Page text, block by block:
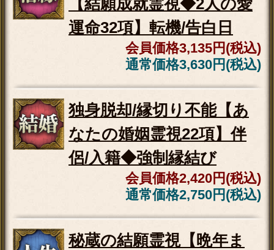
生録25項◆成功/幸福
会員価格2,915円(税込)
通常価格3,410円(税込)
本音も隠し事も全バレ
【あの人の恋感情◆代弁
霊視20項】気持ち/結論
会員価格2,530円(税込)
通常価格2,860円(税込)
収入＆評価大幅UP【成功
者も秘密裏に来訪】あな
たの仕事霊視◆定年後
会員価格1,980円(税込)